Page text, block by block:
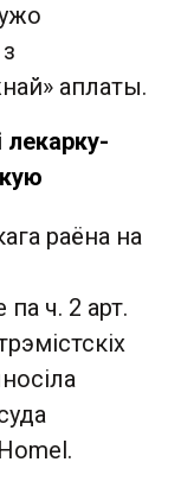
аплаты.
раёна на
ч. 2 арт.